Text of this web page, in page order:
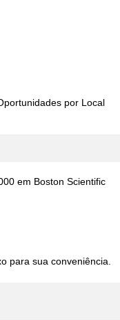
por Local
em Boston Scientific
para sua conveniência.